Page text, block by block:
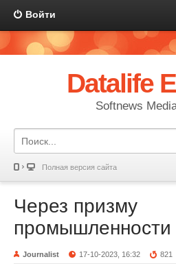
Войти
Datalife
Softnews
Полная версия сайта
Через призму
промышленности
Journalist 17-10-2023, 16:32 821